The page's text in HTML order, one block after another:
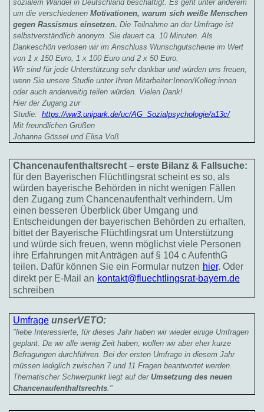
sozialem Wandel in Deutschland beschäftigt. Es geht unter anderem
um die verschiedenen Motivationen, warum sich weiße Menschen
gegen Rassismus einsetzen. Die Teilnahme an der Umfrage ist
selbstverständlich anonym. Sie dauert ca. 10 Minuten. Als
Dankeschön verlosen wir im Anschluss Wunschgutscheine im Wert
von 1 x 150 Euro, 1 x 100 Euro und 2 x 50 Euro.
Wir sind für jede Unterstützung sehr dankbar und würden uns freuen,
wenn Sie unsere Studie unter Ihren Mitarbeiter:Innen/Kolleg:innen
oder auch anderweitig teilen würden. Vielen Dank!
Hier der Zugang zur
Studie: https://ww3.unipark.de/uc/AG_Sozialpsychologie/a13c/
Mit freundlichen Grüßen
Johanna Gössel und Elisa Voß
Chancenaufenthaltsrecht – erste Bilanz & Fallsuche:
für den Bayerischen Flüchtlingsrat scheint es so, als
würden bayerische Behörden in nicht wenigen Fällen
den Zugang zum Chancenaufenthalt verhindern. Um
einen besseren Überblick über Umgang und
Entscheidungen der bayerischen Behörden zu erhalten,
bittet der Bayerische Flüchtlingsrat um Unterstützung
und würde sich freuen, wenn möglichst viele Personen
ihre Erfahrungen mit Anträgen auf § 104 c AufenthG
teilen. Dafür können Sie ein Formular nutzen hier. Oder
direkt per E-Mail an kontakt@fluechtlingsrat-bayern.de
schreiben
Umfrage unserVETO:
"liebe Interessierte, für dieses Jahr haben wir wieder einige Umfragen
geplant. Da wir alle wenig Zeit haben, wollen wir aber eher kurze
Befragungen durchführen. Bei der ersten Umfrage in diesem Jahr
müssen lediglich zwischen 7 und 11 Fragen beantwortet werden.
Thematischer Schwerpunkt liegt auf der Umsetzung des neuen
Chancenaufenthaltsrechts."